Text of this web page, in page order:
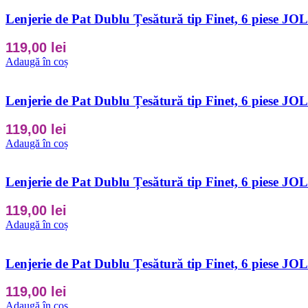
Lenjerie de Pat Dublu Țesătură tip Finet, 6 piese
119,00 lei
Adaugă în coș
Lenjerie de Pat Dublu Țesătură tip Finet, 6 piese
119,00 lei
Adaugă în coș
Lenjerie de Pat Dublu Țesătură tip Finet, 6 piese
119,00 lei
Adaugă în coș
Lenjerie de Pat Dublu Țesătură tip Finet, 6 piese
119,00 lei